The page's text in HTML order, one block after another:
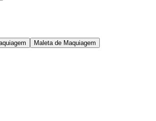
Maleta de Maquiagem